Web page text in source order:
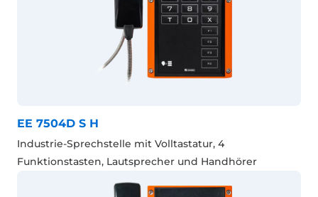
EE 7504D S H
Industrie-Sprechstelle mit Volltastatur, 4
Funktionstasten, Lautsprecher und Handhörer